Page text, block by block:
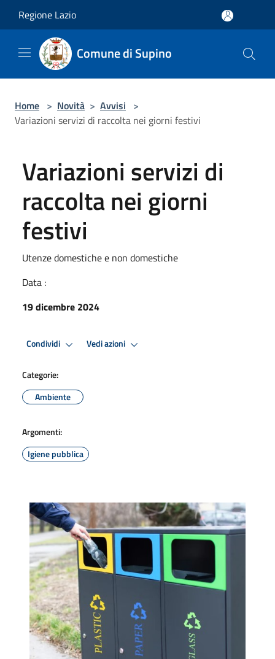
Regione Lazio
Comune di Supino
Home > Novità > Avvisi >
Variazioni servizi di raccolta nei giorni festivi
Variazioni servizi di
raccolta nei giorni
festivi
Utenze domestiche e non domestiche
Data :
19 dicembre 2024
Condividi Vedi azioni
Categorie:
Ambiente
Argomenti:
Igiene pubblica